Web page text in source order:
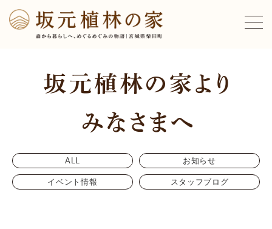
ALL お知らせ
イベント情報 スタッフブログ